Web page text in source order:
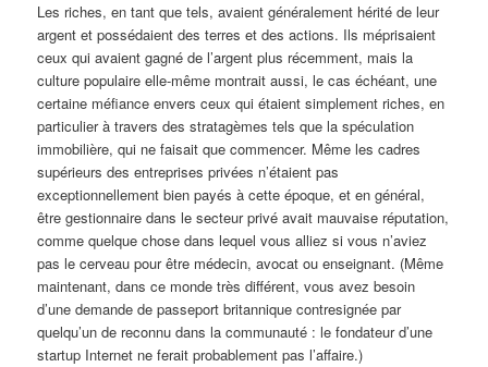
Les riches, en tant que tels, avaient généralement hérité de leur
argent et possédaient des terres et des actions. Ils méprisaient
ceux qui avaient gagné de l’argent plus récemment, mais la
culture populaire elle-même montrait aussi, le cas échéant, une
certaine méfiance envers ceux qui étaient simplement riches, en
particulier à travers des stratagèmes tels que la spéculation
immobilière, qui ne faisait que commencer. Même les cadres
supérieurs des entreprises privées n’étaient pas
exceptionnellement bien payés à cette époque, et en général,
être gestionnaire dans le secteur privé avait mauvaise réputation,
comme quelque chose dans lequel vous alliez si vous n’aviez
pas le cerveau pour être médecin, avocat ou enseignant. (Même
maintenant, dans ce monde très différent, vous avez besoin
d’une demande de passeport britannique contresignée par
quelqu’un de reconnu dans la communauté : le fondateur d’une
startup Internet ne ferait probablement pas l’affaire.)